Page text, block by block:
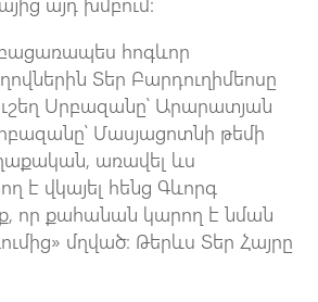
բացառապես հոգևոր
Տեր Բարդուղիմեոսը
Սրբազանը՝ Արարատյան
Մասյացոտնի թեմի
առավել ևս
է վկայել հենց Գևորգ
որ քահանան կարող է նման
մղված։ Թերևս Տեր Հայրը